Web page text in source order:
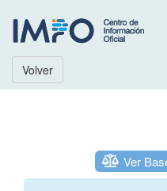
Volver
Ver